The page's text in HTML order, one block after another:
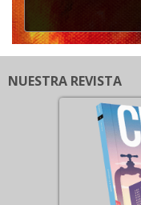
NUESTRA REVISTA